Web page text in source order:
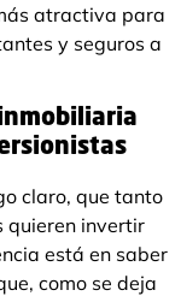
atractiva para
y seguros a
claro, que tanto
quieren invertir
está en saber
como se deja